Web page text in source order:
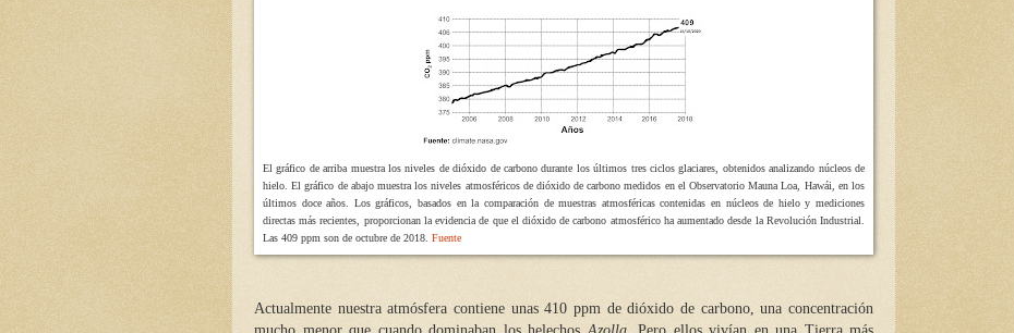
El gráfico de arriba muestra los niveles de dióxido de carbono durante los últimos tres ciclos glaciares, obtenidos analizando núcleos de
hielo. El gráfico de abajo muestra los niveles atmosféricos de dióxido de carbono medidos en el Observatorio Mauna Loa, Hawái, en los
últimos doce años. Los gráficos, basados en la comparación de muestras atmosféricas contenidas en núcleos de hielo y mediciones
directas más recientes, proporcionan la evidencia de que el dióxido de carbono atmosférico ha aumentado desde la Revolución Industrial.
Las 409 ppm son de octubre de 2018. Fuente
Actualmente nuestra atmósfera contiene unas 410 ppm de dióxido de carbono, una concentración